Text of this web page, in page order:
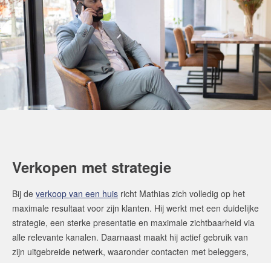
Verkopen met strategie
Bij de verkoop van een huis richt Mathias zich volledig op het
maximale resultaat voor zijn klanten. Hij werkt met een duidelijke
strategie, een sterke presentatie en maximale zichtbaarheid via
alle relevante kanalen. Daarnaast maakt hij actief gebruik van
zijn uitgebreide netwerk, waaronder contacten met beleggers,